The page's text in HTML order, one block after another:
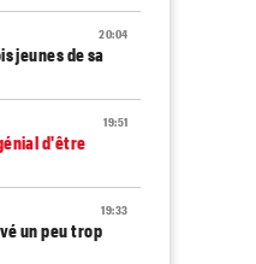
20:04
jeunes de sa
19:51
d'être
19:33
un peu trop